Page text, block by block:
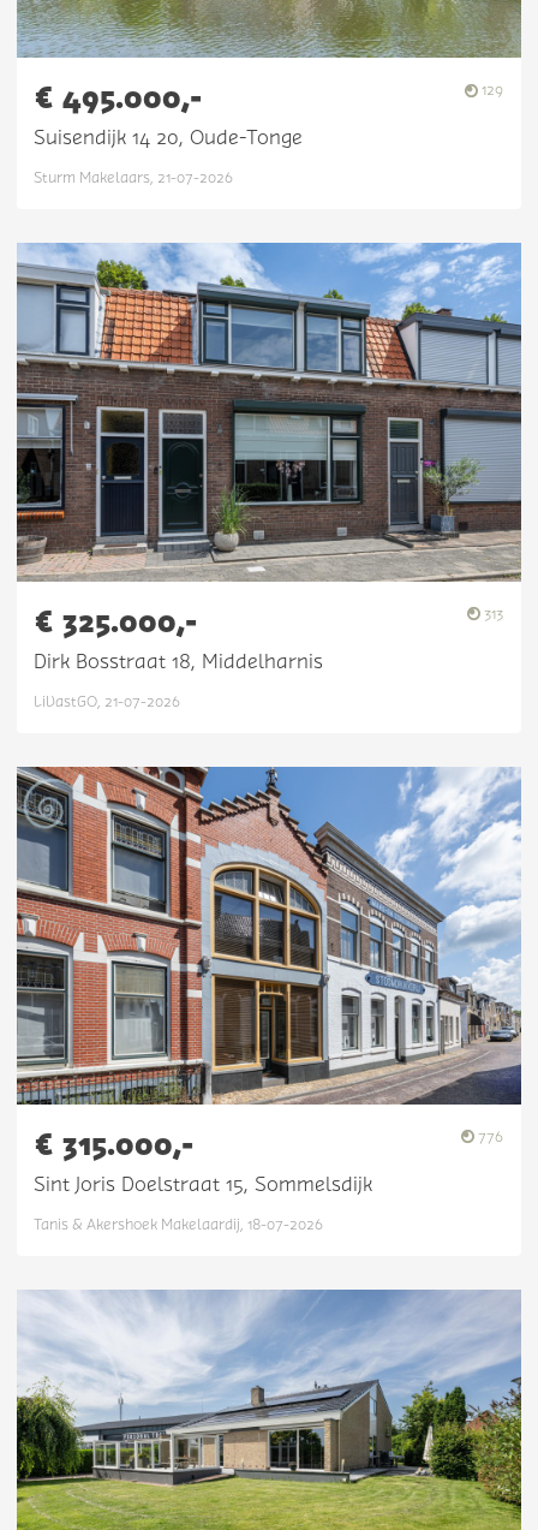
€ 495.000,- 129
Suisendijk 14 20, Oude-Tonge
Sturm Makelaars, 21-07-2026
€ 325.000,- 313
Dirk Bosstraat 18, Middelharnis
LiVastGO, 21-07-2026
€ 315.000,- 776
Sint Joris Doelstraat 15, Sommelsdijk
Tanis & Akershoek Makelaardij, 18-07-2026